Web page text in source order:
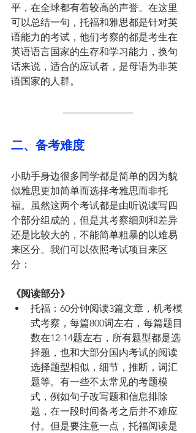
平，在全球都有着较高的声誉。在这里
可以总结一句，托福和雅思都是针对英
语能力的考试，他们考察的都是考生在
英语语言国家的生存和学习能力，换句
话来说，适合的应试者，是母语为非英
语国家的人群。
二、备考难度
小助手身边很多同学都是简单的因为貌
似雅思更加简单而选择考雅思而非托
福。虽然这两个考试都是由听说读写四
个部分组成的，但是其考察细则和差异
还是比较大的，不能简单粗暴的以难易
来区分。我们可以依照考试项目来区
分：
《阅读部分》
托福：60分钟阅读3篇文章，机考模
式考察，每篇800词左右，每篇题目
数在12-14题左右，所有题型都是选
择题，也和大部分国内考试的阅读
选择题型相似，细节，推断，词汇
题等。有一些不太常见的考题模
式，例如句子改写题和信息排除
题，在一段时间备考之后并不难应
付。但是要注意一点，托福阅读是